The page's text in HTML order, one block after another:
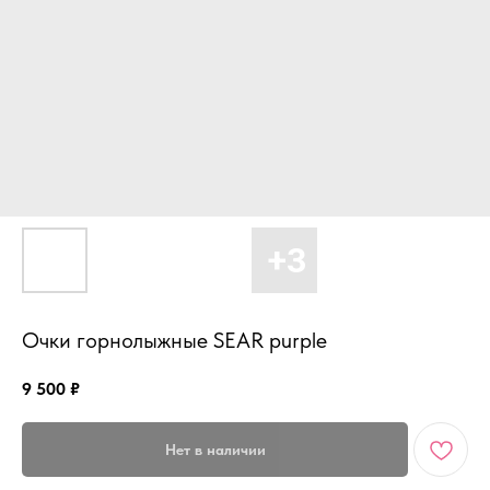
Очки горнолыжные SEAR purple
9 500 ₽
Нет в наличии